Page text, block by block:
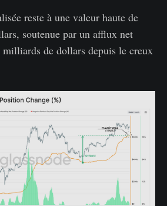
reste à une valeur haute de
soutenue par un afflux net
milliards de dollars depuis le creux